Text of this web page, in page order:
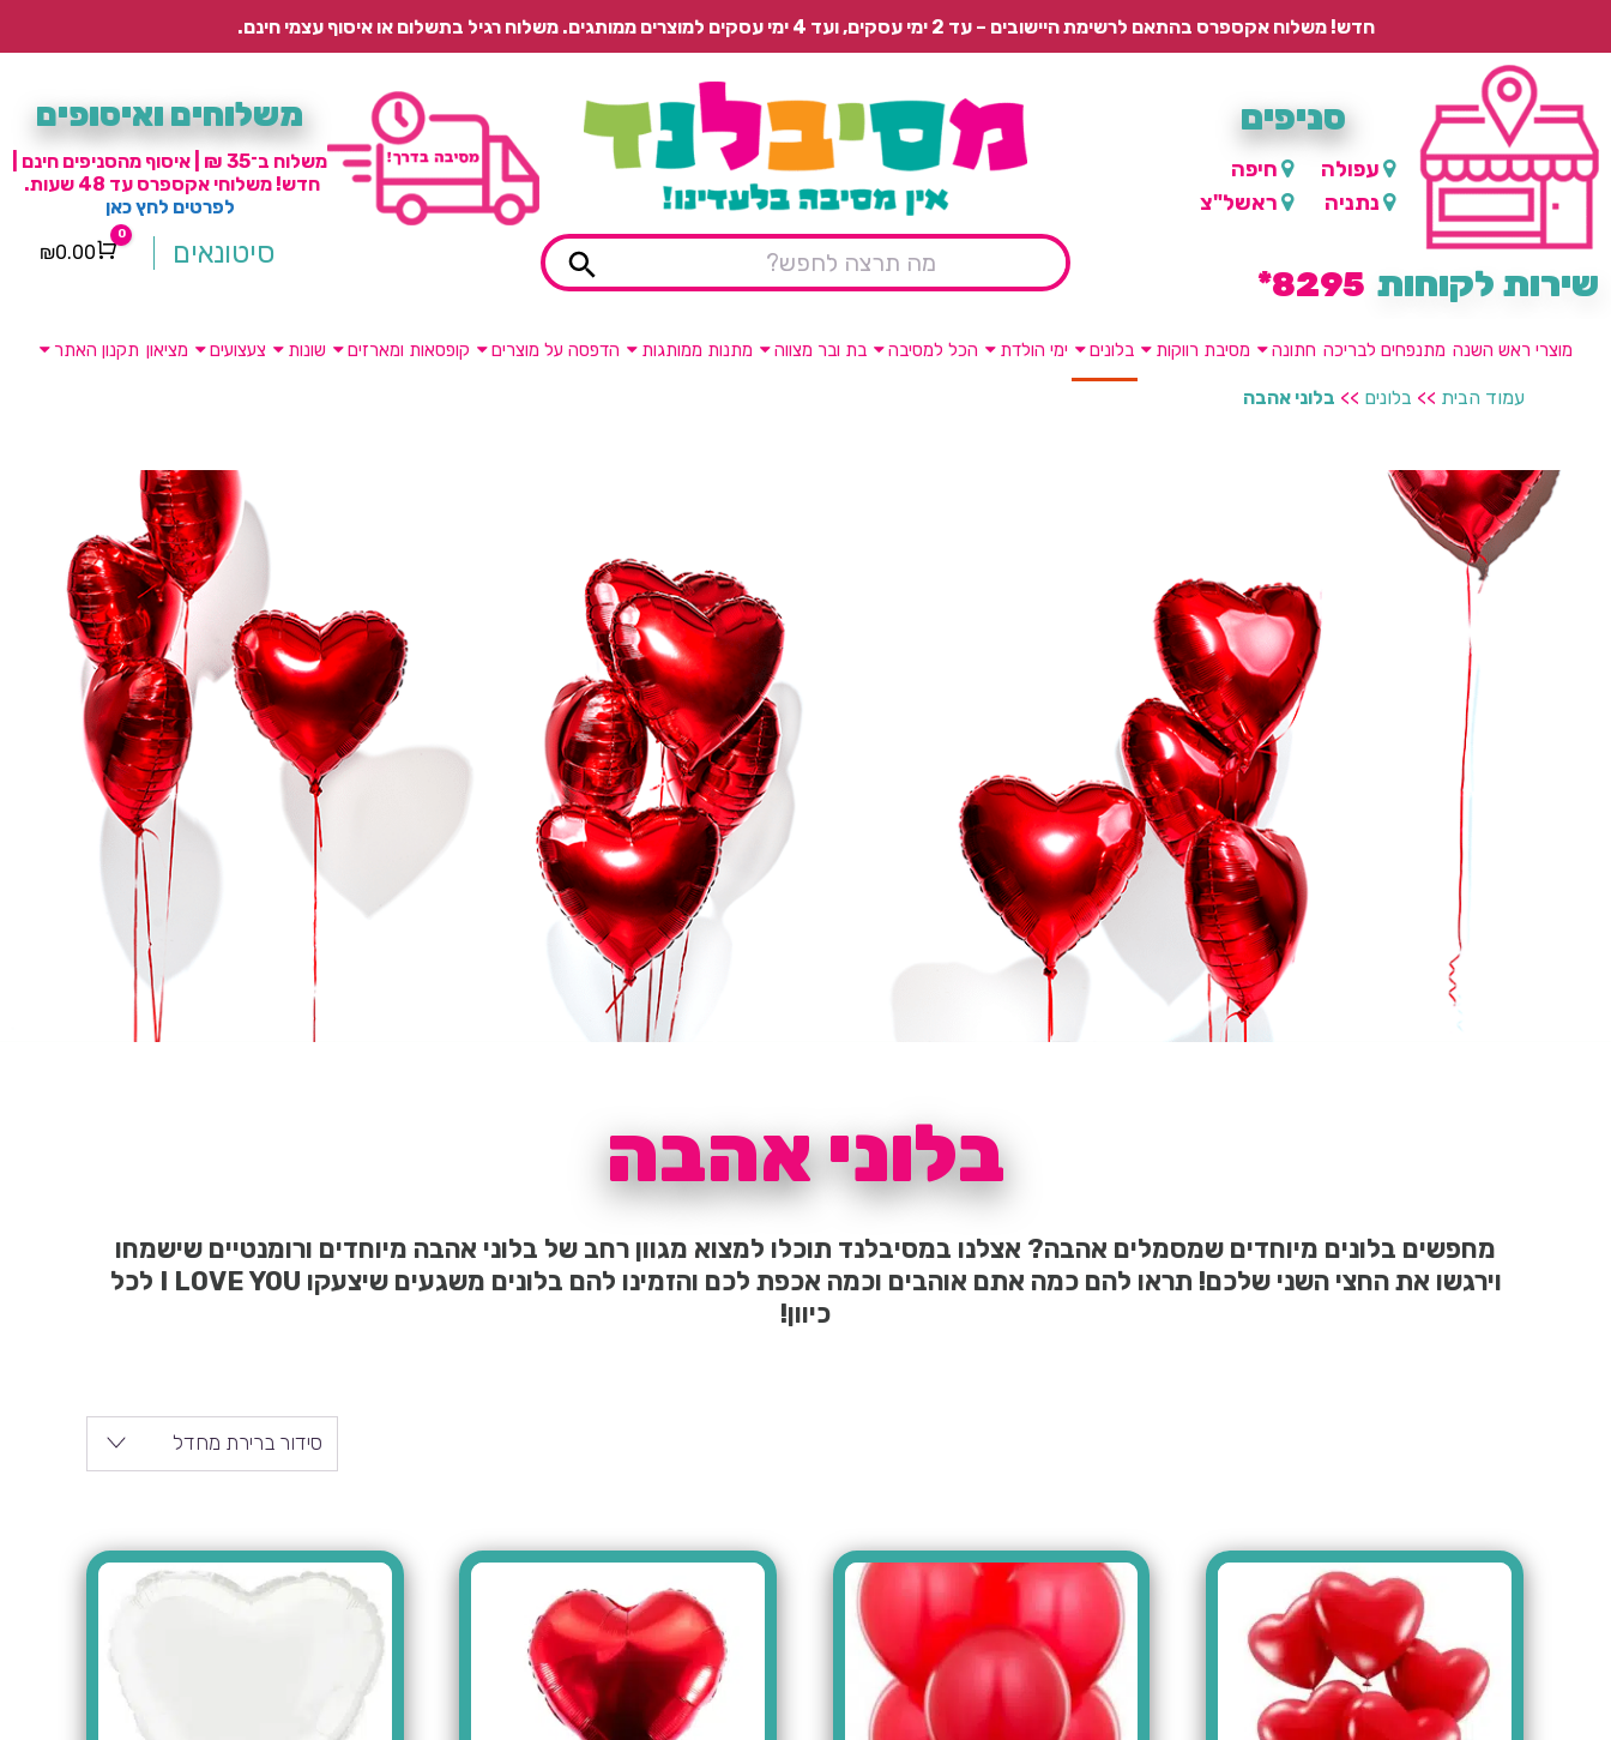
חדש! משלוח אקספרס בהתאם לרשימת היישובים – עד 2 ימי עסקים, ועד 4 ימי עסקים למוצרים ממותגים. משלוח רגיל בתשלום או איסוף עצמי חינם.
סניפים
עפולה
חיפה
נתניה
ראשל"צ
שירות לקוחות 8295*
משלוחים ואיסופים
משלוח ב־35 ₪ | איסוף מהסניפים חינם |
חדש! משלוחי אקספרס עד 48 שעות.
לפרטים לחץ כאן
סיטונאים Cart
0
₪0.00
מוצרי ראש השנה מתנפחים לבריכה חתונה מסיבת רווקות בלונים ימי הולדת הכל למסיבה בת ובר מצווה מתנות ממותגות הדפסה על מוצרים קופסאות ומארזים שונות צעצועים מציאון תקנון האתר
עמוד הבית >> בלונים >> בלוני אהבה
בלוני אהבה
מחפשים בלונים מיוחדים שמסמלים אהבה? אצלנו במסיבלנד תוכלו למצוא מגוון רחב של בלוני אהבה מיוחדים ורומנטיים שישמחו
וירגשו את החצי השני שלכם! תראו להם כמה אתם אוהבים וכמה אכפת לכם והזמינו להם בלונים משגעים שיצעקו I LOVE YOU לכל
כיוון!
סידור ברירת מחדל